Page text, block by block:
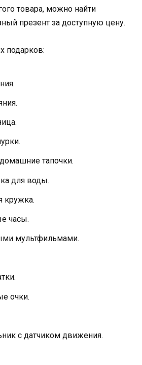
товара, можно найти
презент за доступную цену.
подарков:
тапочки.
для воды.
кружка.
часы.
мультфильмами.
очки.
с датчиком движения.